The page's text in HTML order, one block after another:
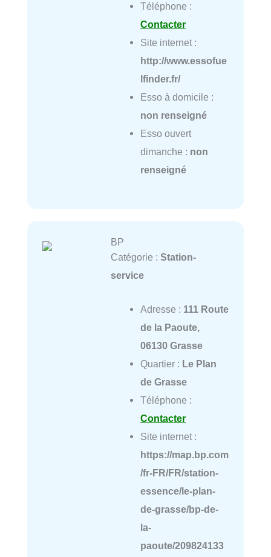
Téléphone :
Contacter
Site internet :
http://www.essofue
lfinder.fr/
Esso à domicile :
non renseigné
Esso ouvert
dimanche : non
renseigné
BP
Catégorie : Station-
service
Adresse : 111 Route
de la Paoute,
06130 Grasse
Quartier : Le Plan
de Grasse
Téléphone :
Contacter
Site internet :
https://map.bp.com
/fr-FR/FR/station-
essence/le-plan-
de-grasse/bp-de-
la-
paoute/209824133